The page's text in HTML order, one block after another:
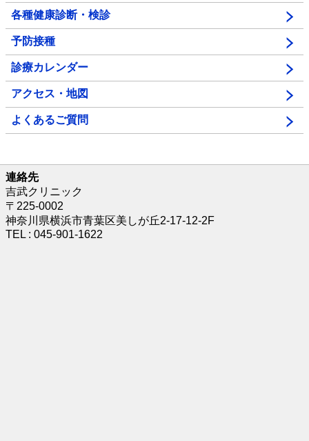
各種健康診断・検診
予防接種
診療カレンダー
アクセス・地図
よくあるご質問
連絡先
吉武クリニック
〒225-0002
神奈川県横浜市青葉区美しが丘2-17-12-2F
TEL : 045-901-1622